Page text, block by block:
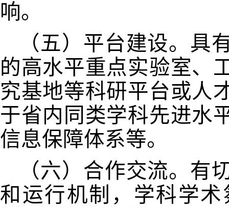
响。
（五）平台建设。具
的高水平重点实验室、
究基地等科研平台或人
于省内同类学科先进水
信息保障体系等。
（六）合作交流。有
和运行机制，学科学